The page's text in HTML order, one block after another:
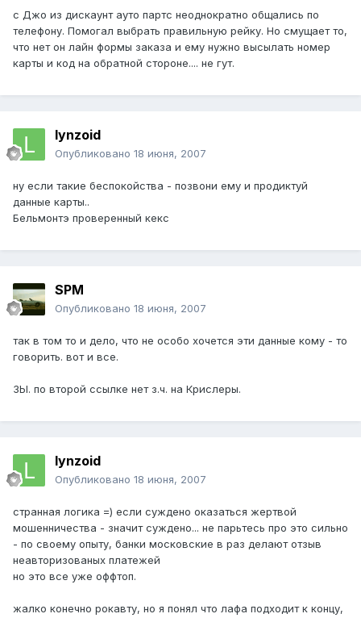
с Джо из дискаунт ауто партс неоднократно общались по
телефону. Помогал выбрать правильную рейку. Но смущает то,
что нет он лайн формы заказа и ему нужно высылать номер
карты и код на обратной стороне.... не гут.
lynzoid
Опубликовано 18 июня, 2007
ну если такие беспокойства - позвони ему и продиктуй
данные карты..
Бельмонтэ проверенный кекс
SPM
Опубликовано 18 июня, 2007
так в том то и дело, что не особо хочется эти данные кому - то
говорить. вот и все.
ЗЫ. по второй ссылке нет з.ч. на Крислеры.
lynzoid
Опубликовано 18 июня, 2007
странная логика =) если суждено оказаться жертвой
мошенничества - значит суждено... не парьтесь про это сильно
- по своему опыту, банки московские в раз делают отзыв
неавторизованых платежей
но это все уже оффтоп.
жалко конечно рокавту, но я понял что лафа подходит к концу,